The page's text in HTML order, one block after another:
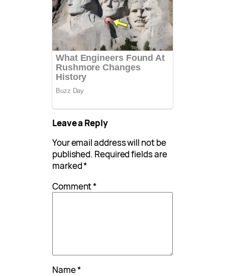
Leave a Reply
Your email address will not be
published. Required fields are
marked*
Comment*
Name*